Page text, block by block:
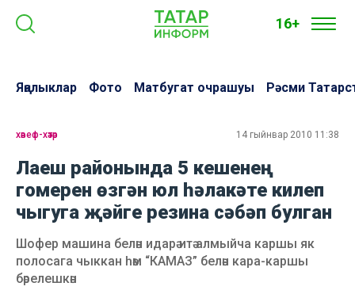
16+
Яңалыклар Фото Матбугат очрашуы Рәсми
хәвеф-хәтәр 14 гыйнвар 2010 11:38
Лаеш районында 5 кешенең
гомерен өзгән юл һәлакәте килеп
чыгуга җәйге резина сәбәп булган
Шофер машина белән идарә итә алмыйча каршы як
полосага чыккан һәм “КАМАЗ” белән кара-каршы
бәрелешкән